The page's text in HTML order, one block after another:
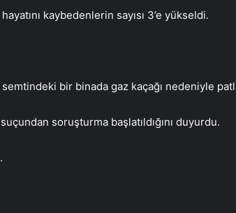
kaybedenlerin sayısı 3’e yükseldi.
semtindeki bir binada gaz kaçağı nedeniyle
soruşturma başlatıldığını duyurdu.